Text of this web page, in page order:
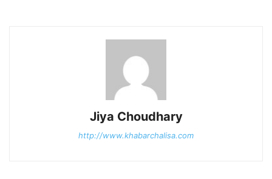
Jiya Choudhary
http://www.khabarchalisa.com